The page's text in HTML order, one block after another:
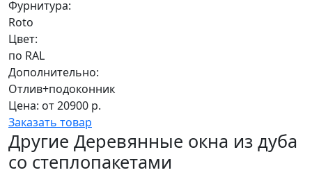
Фурнитура:
Roto
Цвет:
по RAL
Дополнительно:
Отлив+подоконник
Цена: от 20900 р.
Заказать товар
Другие Деревянные окна из дуба
со степлопакетами